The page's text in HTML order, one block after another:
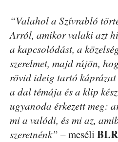
“Valahol a Szívrabló
Arról, amikor valaki azt
a kapcsolódást, a
szerelmet, majd rájön,
rövid ideig tartó káprázat
a dal témája és a klip
ugyanoda érkezett meg:
mi a valódi, és mi az,
szeretnénk” – meséli BLR